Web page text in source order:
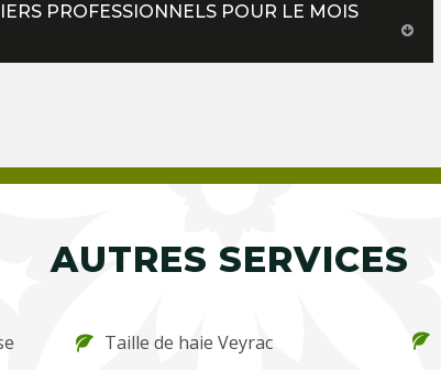
PROFESSIONNELS POUR LE MOIS
AUTRES SERVICES
Taille de haie Veyrac